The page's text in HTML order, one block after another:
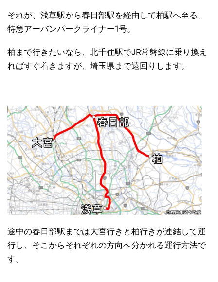
縦断(10)
それが、浅草駅から春日部駅を経由して柏駅へ至る、
特急アーバンパークライナー1号。
柏まで行きたいなら、北千住駅でJR常磐線に乗り換え
ればすぐ着きますが、埼玉県まで遠回りします。
途中の春日部駅までは大宮行きと柏行きが連結して運
行し、そこからそれぞれの方向へ分かれる運行方法で
す。